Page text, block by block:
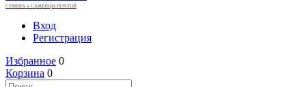
СЕМЕНА и САЖЕНЦЫ ПОЧТОЙ
Вход
Регистрация
Избранное 0
Корзина 0